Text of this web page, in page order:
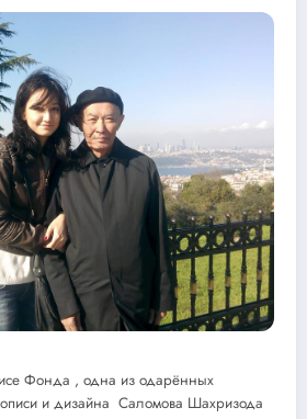
Фонда , одна из одарённых
и дизайна Саломова Шахризода